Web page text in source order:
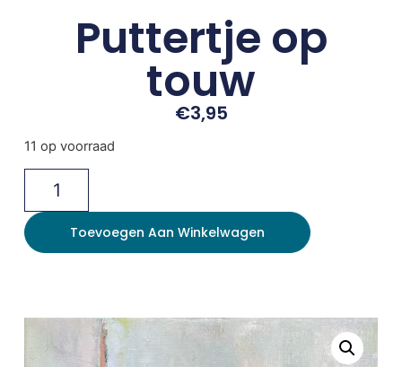
Puttertje op
touw
€3,95
11 op voorraad
Toevoegen Aan Winkelwagen